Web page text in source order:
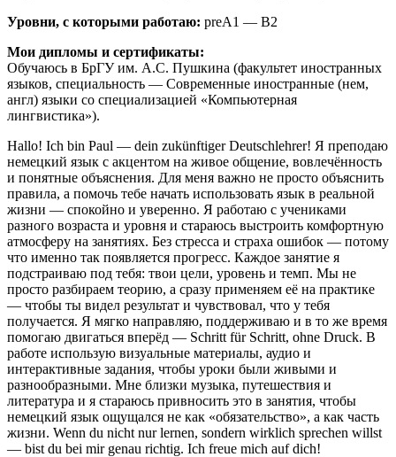
Уровни, с которыми работаю: preA1 — B2
Мои дипломы и сертификаты:
Обучаюсь в БрГУ им. А.С. Пушкина (факультет иностранных
языков, специальность — Современные иностранные (нем,
англ) языки со специализацией «Компьютерная
лингвистика»).
Hallo! Ich bin Paul — dein zukünftiger Deutschlehrer! Я преподаю
немецкий язык с акцентом на живое общение, вовлечённость
и понятные объяснения. Для меня важно не просто объяснить
правила, а помочь тебе начать использовать язык в реальной
жизни — спокойно и уверенно. Я работаю с учениками
разного возраста и уровня и стараюсь выстроить комфортную
атмосферу на занятиях. Без стресса и страха ошибок — потому
что именно так появляется прогресс. Каждое занятие я
подстраиваю под тебя: твои цели, уровень и темп. Мы не
просто разбираем теорию, а сразу применяем её на практике
— чтобы ты видел результат и чувствовал, что у тебя
получается. Я мягко направляю, поддерживаю и в то же время
помогаю двигаться вперёд — Schritt für Schritt, ohne Druck. В
работе использую визуальные материалы, аудио и
интерактивные задания, чтобы уроки были живыми и
разнообразными. Мне близки музыка, путешествия и
литература и я стараюсь привносить это в занятия, чтобы
немецкий язык ощущался не как «обязательство», а как часть
жизни. Wenn du nicht nur lernen, sondern wirklich sprechen willst
— bist du bei mir genau richtig. Ich freue mich auf dich!